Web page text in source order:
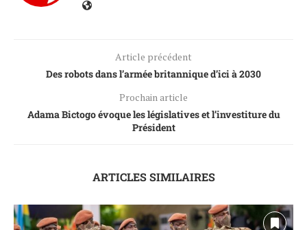
Article précédent
Des robots dans l’armée britannique d’ici à 2030
Prochain article
Adama Bictogo évoque les législatives et l’investiture du
Président
ARTICLES SIMILAIRES